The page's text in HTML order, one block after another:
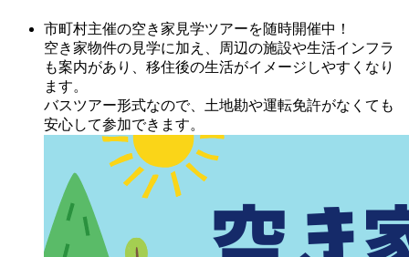
市町村主催の空き家見学ツアーを随時開催中！
空き家物件の見学に加え、周辺の施設や生活インフラ
も案内があり、移住後の生活がイメージしやすくなり
ます。
バスツアー形式なので、土地勘や運転免許がなくても
安心して参加できます。